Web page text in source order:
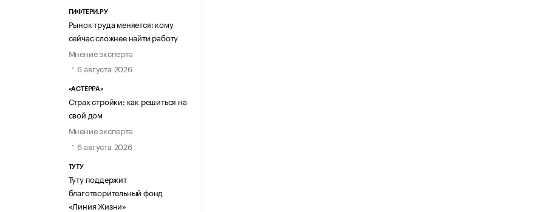
ГИФТЕРИ.РУ
Рынок труда меняется: кому
сейчас сложнее найти работу
Мнение эксперта
6 августа 2026
«АСТЕРРА»
Страх стройки: как решиться на
свой дом
Мнение эксперта
6 августа 2026
ТУТУ
Туту поддержит
благотворительный фонд
«Линия Жизни»